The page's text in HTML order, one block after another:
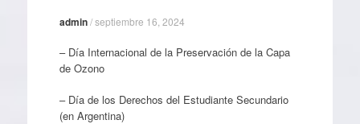
admin/septiembre 16, 2024
– Día Internacional de la Preservación de la Capa
de Ozono
– Día de los Derechos del Estudiante Secundario
(en Argentina)